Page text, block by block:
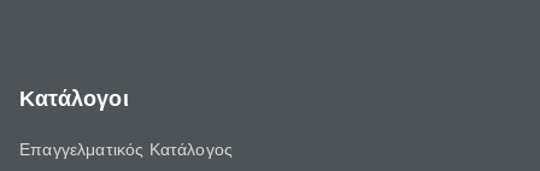
Κατάλογοι
Επαγγελματικός Κατάλογος